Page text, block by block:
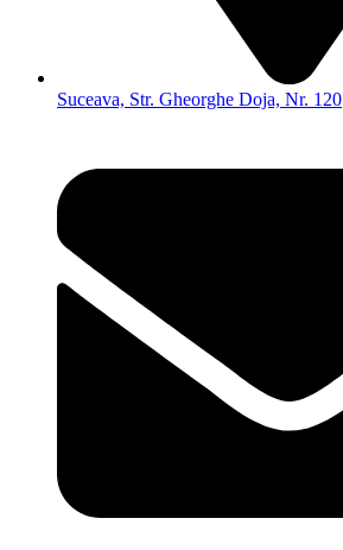
Suceava, Str. Gheorghe Doja, Nr. 120